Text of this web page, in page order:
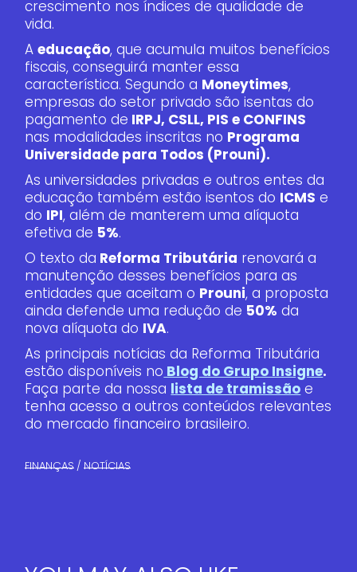
crescimento nos índices de qualidade de
vida.
Aeducação, que acumula muitos benefícios
fiscais, conseguirá manter essa
característica. Segundo a Moneytimes,
empresas do setor privado são isentas do
pagamento de IRPJ, CSLL, PIS e CONFINS
nas modalidades inscritas no Programa
Universidade para Todos (Prouni).
As universidades privadas e outros entes da
educação também estão isentos do ICMS e
do IPI, além de manterem uma alíquota
efetiva de 5%.
O texto da Reforma Tributária renovará a
manutenção desses benefícios para as
entidades que aceitam o Prouni, a proposta
ainda defende uma redução de 50% da
nova alíquota do IVA.
As principais notícias da Reforma Tributária
estão disponíveis no Blog do Grupo Insigne.
Faça parte da nossa lista de tramissão e
tenha acesso a outros conteúdos relevantes
do mercado financeiro brasileiro.
FINANÇAS​ NOTÍCIAS